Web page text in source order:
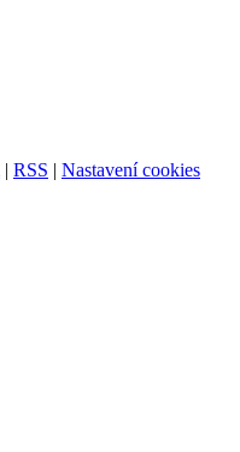
| RSS | Nastavení cookies